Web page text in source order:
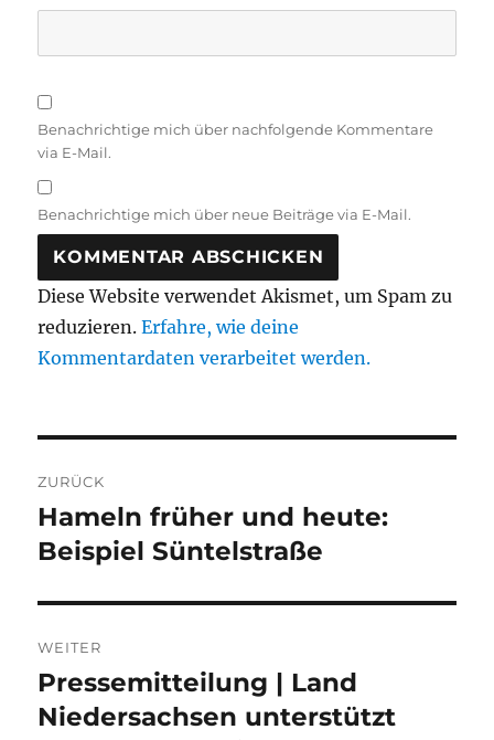
Benachrichtige mich über nachfolgende Kommentare
via E-Mail.
Benachrichtige mich über neue Beiträge via E-Mail.
Diese Website verwendet Akismet, um Spam zu
reduzieren.Erfahre, wie deine
Kommentardaten verarbeitet werden.
ZURÜCK
Vorheriger
Beitrag:
Hameln früher und heute:
Beispiel Süntelstraße
WEITER
Nächster
Beitrag:
Pressemitteilung | Land
Niedersachsen unterstützt